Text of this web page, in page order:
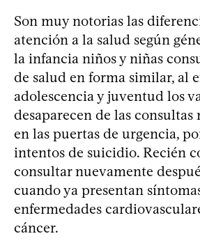
Son muy notorias las
atención a la salud según
la infancia niños y niñas
de salud en forma similar, al
adolescencia y juventud los
desaparecen de las consultas
en las puertas de urgencia,
intentos de suicidio. Recién
consultar nuevamente
cuando ya presentan
enfermedades
cáncer.